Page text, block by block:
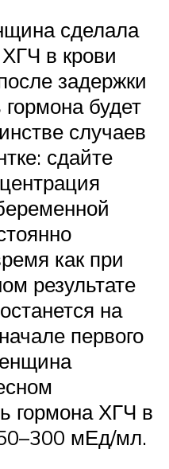
сделала
в крови
задержки
будет
случаев
сдайте
как при
результате
на
первого
гормона ХГЧ в
мЕд/мл.